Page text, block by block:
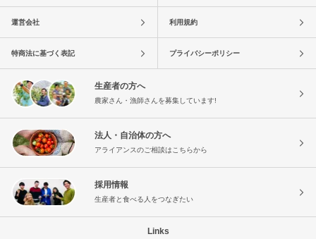
運営会社 利用規約
特商法に基づく表記 プライバシーポリシー
生産者の方へ
農家さん・漁師さんを募集しています!
法人・自治体の方へ
アライアンスのご相談はこちらから
採用情報
生産者と食べる人をつなぎたい
Links